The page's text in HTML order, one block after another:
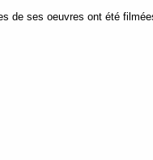
de ses oeuvres ont été